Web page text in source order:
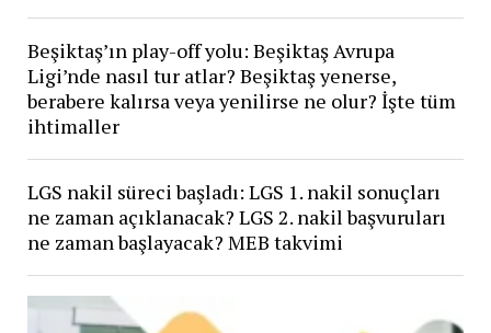
Beşiktaş’ın play-off yolu: Beşiktaş Avrupa
Ligi’nde nasıl tur atlar? Beşiktaş yenerse,
berabere kalırsa veya yenilirse ne olur? İşte tüm
ihtimaller
LGS nakil süreci başladı: LGS 1. nakil sonuçları
ne zaman açıklanacak? LGS 2. nakil başvuruları
ne zaman başlayacak? MEB takvimi